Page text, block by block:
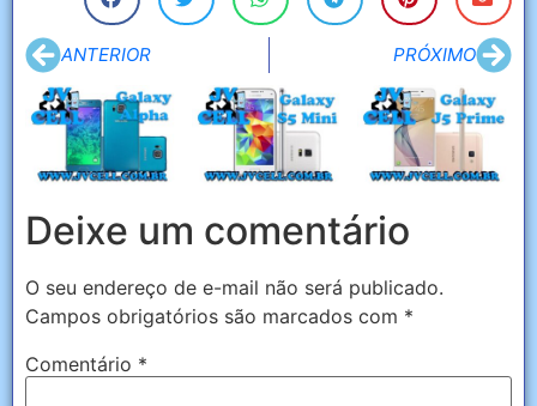
ANTERIOR PRÓXIMO
Deixe um comentário
O seu endereço de e-mail não será publicado.
Campos obrigatórios são marcados com *
Comentário *